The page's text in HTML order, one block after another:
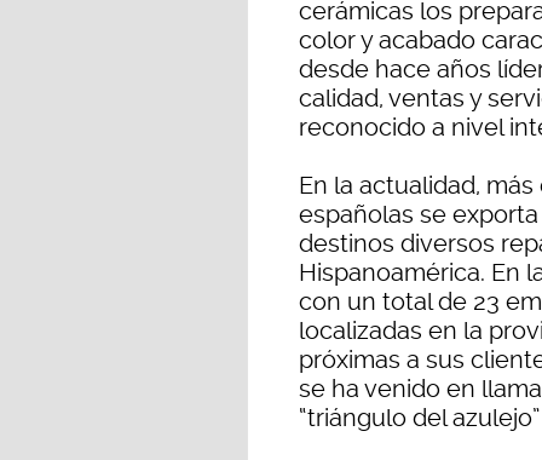
cerámicas los
color y acabado
desde hace años
calidad, ventas y
reconocido a nivel
En la actualidad,
españolas se
destinos diversos
Hispanoamérica. En
con un total de 23
localizadas en la
próximas a sus
se ha venido en
“triángulo del